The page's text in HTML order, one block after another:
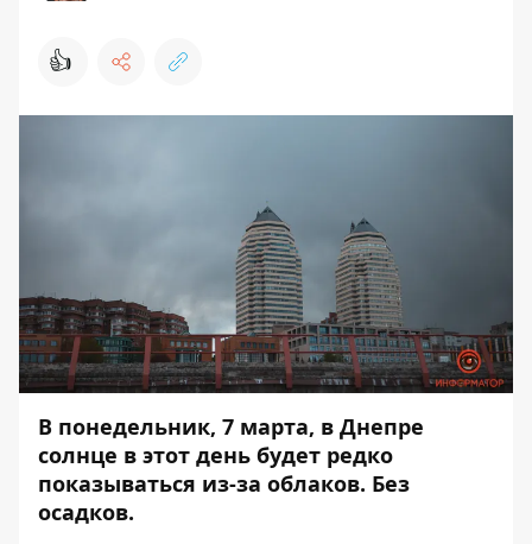
👍
В понедельник, 7 марта, в Днепре
солнце в этот день будет редко
показываться из-за облаков. Без
осадков.